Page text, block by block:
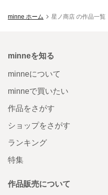
minne ホーム 星ノ商店 の作品一覧
minneを知る
minneについて
minneで買いたい
作品をさがす
ショップをさがす
ランキング
特集
作品販売について